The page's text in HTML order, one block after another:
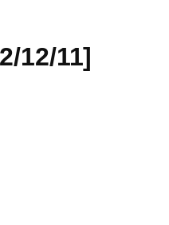
12/11]